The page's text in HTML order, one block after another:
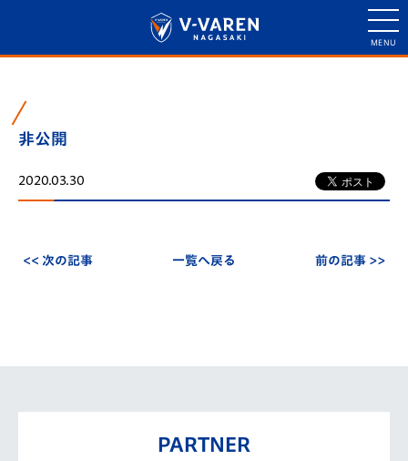
非公開
2020.03.30
<< 次の記事 一覧へ戻る 前の記事 >>
PARTNER